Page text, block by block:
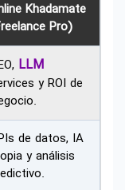
Khadamate
Pro)
LLM
y ROI de
de datos, IA
y análisis